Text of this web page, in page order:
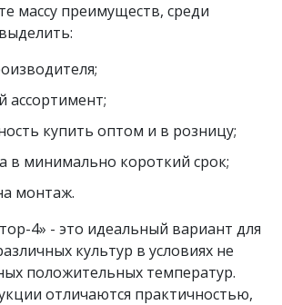
массу преимуществ, среди
ассортимент;
купить оптом и в розницу;
в минимально короткий срок;
монтаж.
4» - это идеальный вариант для
культур в условиях не
положительных температур.
отличаются практичностью,